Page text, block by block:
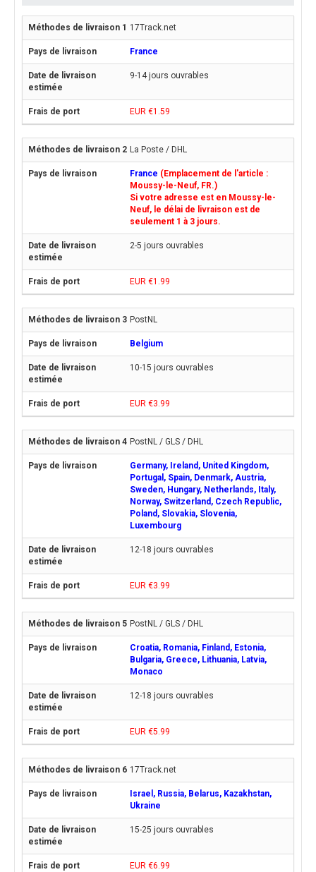
17Track.net
France
9-14 jours ouvrables
EUR €1.59
La Poste / DHL
France (Emplacement de l'article :
Moussy-le-Neuf, FR.)
Si votre adresse est en Moussy-le-
Neuf, le délai de livraison est de
seulement 1 à 3 jours.
2-5 jours ouvrables
EUR €1.99
PostNL
Belgium
10-15 jours ouvrables
EUR €3.99
PostNL / GLS / DHL
Germany, Ireland, United Kingdom,
Portugal, Spain, Denmark, Austria,
Sweden, Hungary, Netherlands, Italy,
Norway, Switzerland, Czech Republic,
Poland, Slovakia, Slovenia,
Luxembourg
12-18 jours ouvrables
EUR €3.99
PostNL / GLS / DHL
Croatia, Romania, Finland, Estonia,
Bulgaria, Greece, Lithuania, Latvia,
Monaco
12-18 jours ouvrables
EUR €5.99
17Track.net
Israel, Russia, Belarus, Kazakhstan,
Ukraine
15-25 jours ouvrables
EUR €6.99